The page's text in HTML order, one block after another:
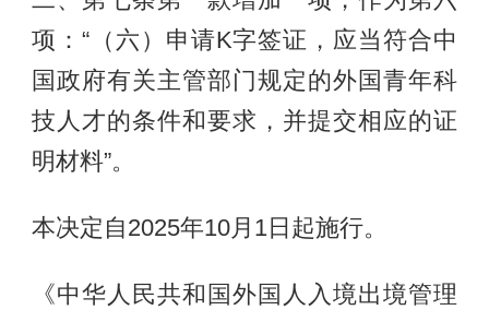
项：“（六）申请K字签证，应当符合中
国政府有关主管部门规定的外国青年科
技人才的条件和要求，并提交相应的证
明材料”。
本决定自2025年10月1日起施行。
《中华人民共和国外国人入境出境管理